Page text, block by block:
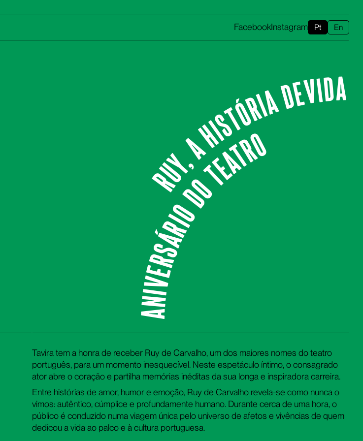
FacebookInstagram Pt En
Ruy, A História Devida
Aniversário do Teatro
Tavira tem a honra de receber Ruy de Carvalho, um dos maiores nomes do teatro
português, para um momento inesquecível. Neste espetáculo íntimo, o consagrado
ator abre o coração e partilha memórias inéditas da sua longa e inspiradora carreira.
Entre histórias de amor, humor e emoção, Ruy de Carvalho revela-se como nunca o
vimos: autêntico, cúmplice e profundamente humano. Durante cerca de uma hora, o
público é conduzido numa viagem única pelo universo de afetos e vivências de quem
dedicou a vida ao palco e à cultura portuguesa.